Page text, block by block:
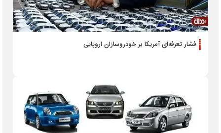
فشار تعرفه‌ای آمریکا بر خودروسازان اروپایی